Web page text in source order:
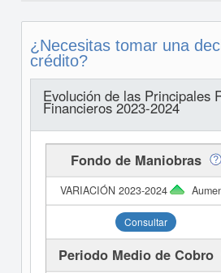
¿Necesitas tomar una
crédito?
Evolución de las Principales
Financieros 2023-2024
Fondo de Maniobras
Consultar
Periodo Medio de Cobro